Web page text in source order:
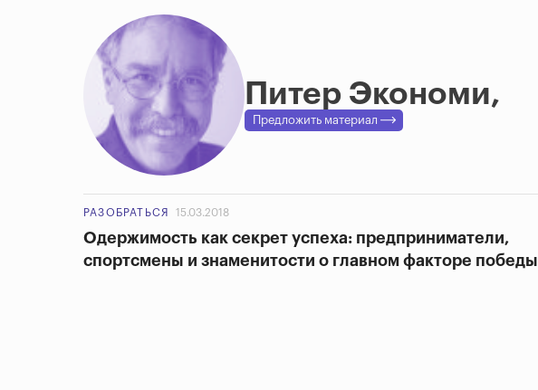
Питер Экономи,
Предложить материал
РАЗОБРАТЬСЯ 15.03.2018
Одержимость как секрет успеха: предприниматели,
спортсмены и знаменитости о главном факторе победы